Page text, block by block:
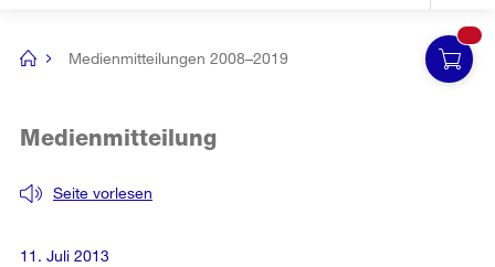
Navigation
[no
Medienmitteilungen 2008–2019
Seite vorlesen
Medienmitteilung
11. Juli 2013